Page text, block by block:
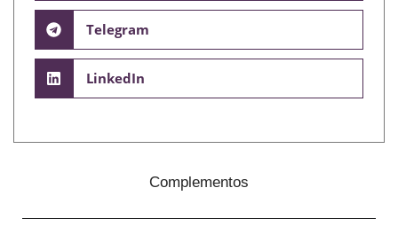
Telegram
LinkedIn
Complementos